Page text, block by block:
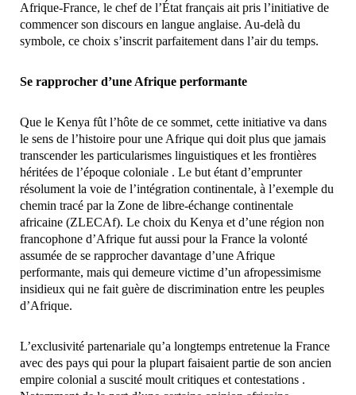
Afrique-France, le chef de l’État français ait pris l’initiative de
commencer son discours en langue anglaise. Au-delà du
symbole, ce choix s’inscrit parfaitement dans l’air du temps.
Se rapprocher d’une Afrique performante
Que le Kenya fût l’hôte de ce sommet, cette initiative va dans
le sens de l’histoire pour une Afrique qui doit plus que jamais
transcender les particularismes linguistiques et les frontières
héritées de l’époque coloniale . Le but étant d’emprunter
résolument la voie de l’intégration continentale, à l’exemple du
chemin tracé par la Zone de libre-échange continentale
africaine (ZLECAf). Le choix du Kenya et d’une région non
francophone d’Afrique fut aussi pour la France la volonté
assumée de se rapprocher davantage d’une Afrique
performante, mais qui demeure victime d’un afropessimisme
insidieux qui ne fait guère de discrimination entre les peuples
d’Afrique.
L’exclusivité partenariale qu’a longtemps entretenue la France
avec des pays qui pour la plupart faisaient partie de son ancien
empire colonial a suscité moult critiques et contestations .